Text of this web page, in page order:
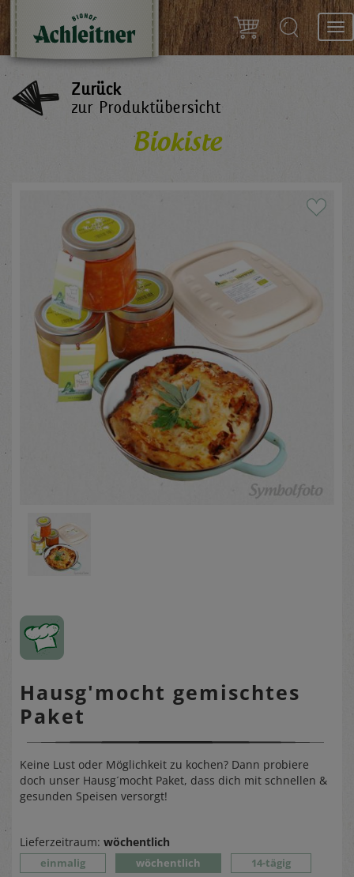
Zurück
zur Produktübersicht
Biokiste
Hausg'mocht gemischtes
Paket
Keine Lust oder Möglichkeit zu kochen? Dann probiere
doch unser Hausg´mocht Paket, dass dich mit schnellen &
gesunden Speisen versorgt!
Lieferzeitraum: wöchentlich
einmalig wöchentlich 14-tägig